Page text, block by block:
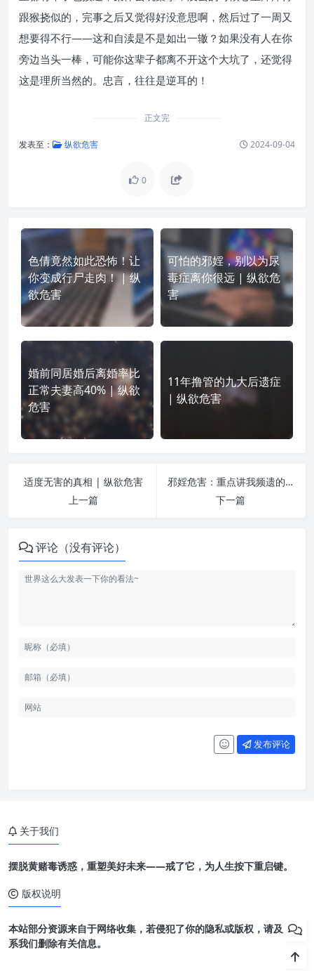
跟猴挠似的，完事之后又觉得好没意思啊，然后过了一周又
想要得不行——这和自渎是不是如出一辙？如果没有人在你
旁边当头一棒，可能你这辈子都离不开这个大坑了，还觉得
这是理所当然的。忠言，往往是逆耳的！
正文完
发表至： 纵欲危害 2024-09-04
0
色倩竟然如此恐怖！让
你变成行尸走肉！ | 纵
欲危害
可怕的邪婬，别以为尿
毒症离你很远 | 纵欲危
害
婚前同居婚后离婚率比
正常夫妻高40% | 纵欲
危害
11年撸管的九大后遗症
| 纵欲危害
适度无害的真相 | 纵欲危害
上一篇
邪婬危害：重点讲我频遗的感受 | 纵欲危害
下一篇
评论（没有评论）
发布评论
关于我们
摆脱黄赌毒诱惑，重塑美好未来——戒了它，为人生按下重启键。
版权说明
本站部分资源来自于网络收集，若侵犯了你的隐私或版权，请及时联
系我们删除有关信息。